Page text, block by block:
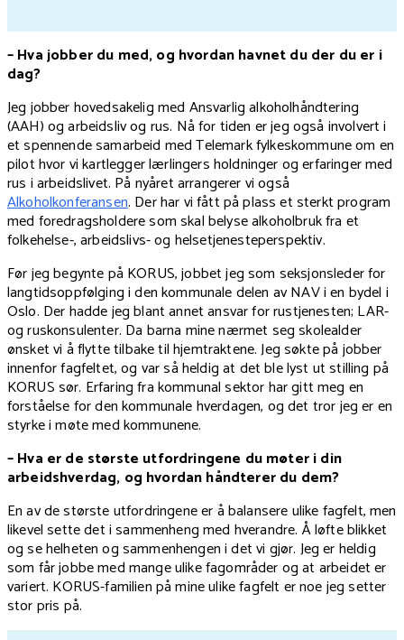
– Hva jobber du med, og hvordan havnet du der du er i
dag?
Jeg jobber hovedsakelig med Ansvarlig alkoholhåndtering
(AAH) og arbeidsliv og rus. Nå for tiden er jeg også involvert i
et spennende samarbeid med Telemark fylkeskommune om en
pilot hvor vi kartlegger lærlingers holdninger og erfaringer med
rus i arbeidslivet. På nyåret arrangerer vi også
Alkoholkonferansen. Der har vi fått på plass et sterkt program
med foredragsholdere som skal belyse alkoholbruk fra et
folkehelse-, arbeidslivs- og helsetjenesteperspektiv.
Før jeg begynte på KORUS, jobbet jeg som seksjonsleder for
langtidsoppfølging i den kommunale delen av NAV i en bydel i
Oslo. Der hadde jeg blant annet ansvar for rustjenesten; LAR-
og ruskonsulenter. Da barna mine nærmet seg skolealder
ønsket vi å flytte tilbake til hjemtraktene. Jeg søkte på jobber
innenfor fagfeltet, og var så heldig at det ble lyst ut stilling på
KORUS sør. Erfaring fra kommunal sektor har gitt meg en
forståelse for den kommunale hverdagen, og det tror jeg er en
styrke i møte med kommunene.
– Hva er de største utfordringene du møter i din
arbeidshverdag, og hvordan håndterer du dem?
En av de største utfordringene er å balansere ulike fagfelt, men
likevel sette det i sammenheng med hverandre. Å løfte blikket
og se helheten og sammenhengen i det vi gjør. Jeg er heldig
som får jobbe med mange ulike fagområder og at arbeidet er
variert. KORUS-familien på mine ulike fagfelt er noe jeg setter
stor pris på.